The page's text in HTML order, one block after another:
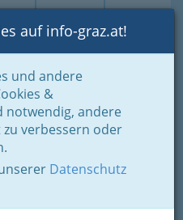
Login Toggle
auf info-graz.at!
und andere
&
notwendig, andere
verbessern oder
Datenschutz